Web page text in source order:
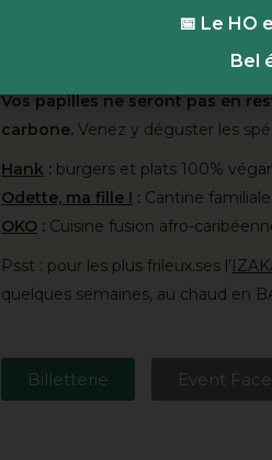
accueille cours de cuisine &
Vos papilles ne seront pas en
carbone. Venez y déguster les
Hank : burgers et plats 100%
Odette, ma fille ! : Cantine
OKO : Cuisine fusion afro-
Psst : pour les plus frileux.ses l’
quelques semaines, au chaud en
Billetterie Event
📅 Le HO
Bel